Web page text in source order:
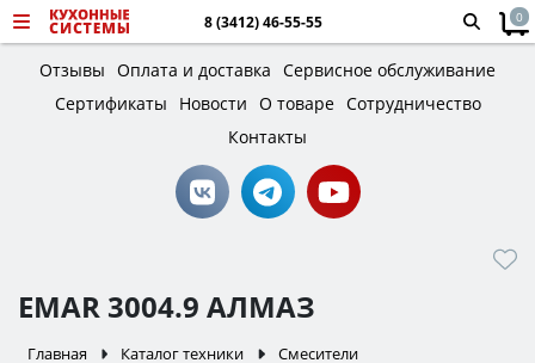
8 (3412) 46-55-55 0
Отзывы Оплата и доставка Сервисное обслуживание
Сертификаты
Новости О товаре Сотрудничество
Контакты
EMAR 3004.9 АЛМАЗ
Главная Каталог техники Смесители